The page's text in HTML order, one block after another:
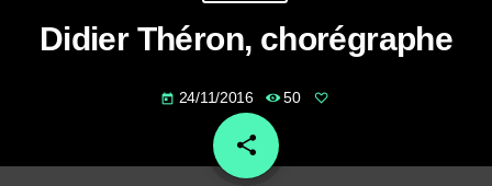
Didier Théron, chorégraphe
today 24/11/2016 50
share
email